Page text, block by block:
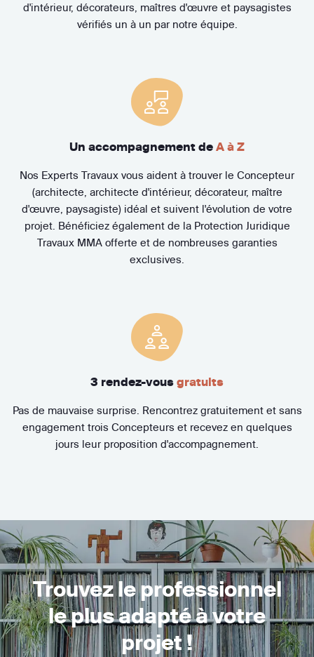
d'intérieur, décorateurs, maîtres d'œuvre et paysagistes
vérifiés un à un par notre équipe.
Un accompagnement de A à Z
Nos Experts Travaux vous aident à trouver le Concepteur
(architecte, architecte d'intérieur, décorateur, maître
d'œuvre, paysagiste) idéal et suivent l'évolution de votre
projet. Bénéficiez également de la Protection Juridique
Travaux MMA offerte et de nombreuses garanties
exclusives.
3 rendez-vous gratuits
Pas de mauvaise surprise. Rencontrez gratuitement et sans
engagement trois Concepteurs et recevez en quelques
jours leur proposition d'accompagnement.
Trouvez le professionnel
le plus adapté à votre
projet !